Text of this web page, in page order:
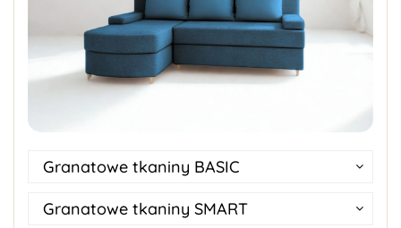
Granatowe tkaniny BASIC
Granatowe tkaniny SMART